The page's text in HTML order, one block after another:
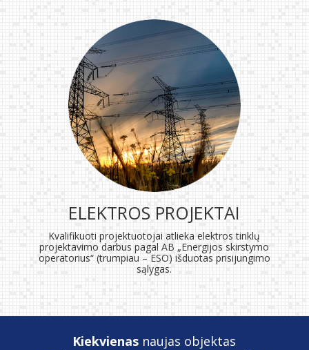
ELEKTROS PROJEKTAI
Kvalifikuoti projektuotojai atlieka elektros tinklų
projektavimo darbus pagal AB „Energijos skirstymo
operatorius“ (trumpiau – ESO) išduotas prisijungimo
sąlygas.
Kiekvienas naujas objektas